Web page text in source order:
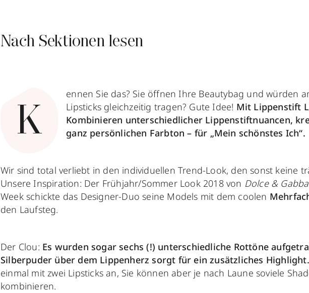
Nach Sektionen lesen
K
ennen Sie das? Sie öffnen Ihre Beautybag und würden
Lipsticks gleichzeitig tragen? Gute Idee! Mit Lippenstift
Kombinieren unterschiedlicher Lippenstiftnuancen,
ganz persönlichen Farbton – für „Mein schönstes Ich“.
Wir sind total verliebt in den individuellen Trend-Look, den sonst keine
Unsere Inspiration: Der Frühjahr/Sommer Look 2018 von Dolce &
Week schickte das Designer-Duo seine Models mit dem coolen
den Laufsteg.
Der Clou: Es wurden sogar sechs (!) unterschiedliche Rottöne
Silberpuder über dem Lippenherz sorgt für ein zusätzliches Highlight.
einmal mit zwei Lipsticks an, Sie können aber je nach Laune soviele
kombinieren.